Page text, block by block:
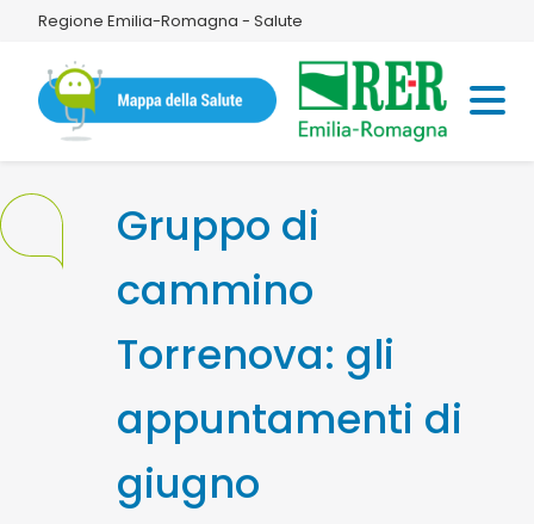
Regione Emilia-Romagna - Salute
Gruppo di
cammino
Torrenova: gli
appuntamenti di
giugno